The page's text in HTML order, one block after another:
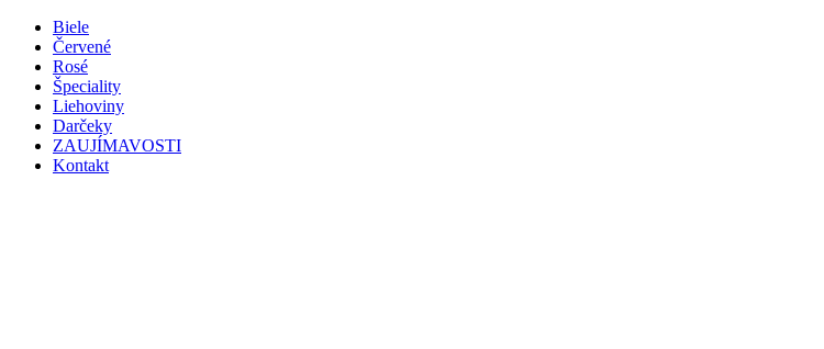
Preskočiť
obsah
Biele
Červené
Rosé
Špeciality
Liehoviny
Darčeky
ZAUJÍMAVOSTI
Kontakt